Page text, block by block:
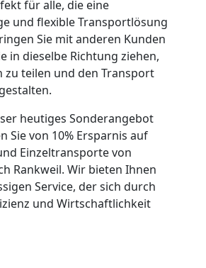
für alle, die eine
und flexible Transportlösung
Sie mit anderen Kunden
in dieselbe Richtung ziehen,
zu teilen und den Transport
heutiges Sonderangebot
Sie von 10% Ersparnis auf
Einzeltransporte von
Rankweil. Wir bieten Ihnen
Service, der sich durch
und Wirtschaftlichkeit